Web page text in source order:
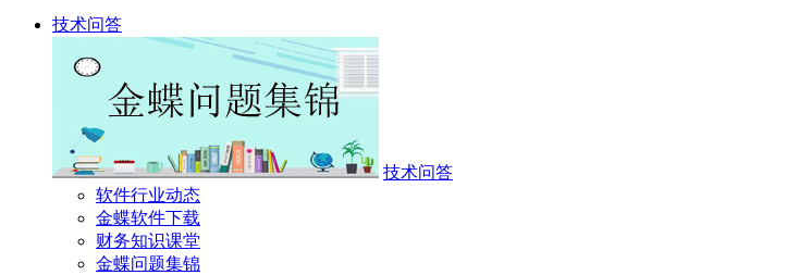
技术问答
技术问答
软件行业动态
金蝶软件下载
财务知识课堂
金蝶问题集锦